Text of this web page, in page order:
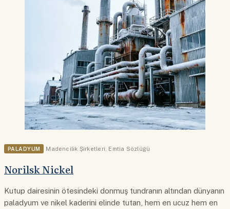
PALADYUM Madencilik Şirketleri Emtia Sözlüğü
Norilsk Nickel
Kutup dairesinin ötesindeki donmuş tundranın altından dünyanın
paladyum ve nikel kaderini elinde tutan, hem en ucuz hem en